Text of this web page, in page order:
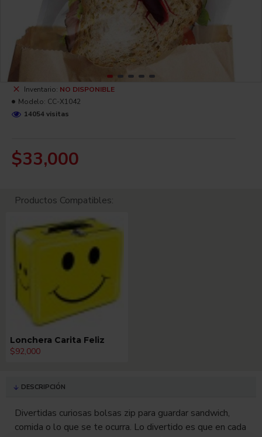
$33,000
Inventario: NO DISPONIBLE
Modelo: CC-X1042
14054 visitas
Productos Compatibles:
Lonchera Carita Feliz
$92,000
DESCRIPCIÓN
Divertidas curiosas bolsas zip para guardar sandwich,
comida o lo que se te ocurra. Lo divertido es que en cada